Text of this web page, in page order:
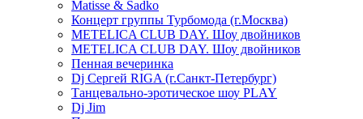
Matisse & Sadko
Концерт группы Турбомода (г.Москва)
METELICA CLUB DAY. Шоу двойников
METELICA CLUB DAY. Шоу двойников
Пенная вечеринка
Dj Сергей RIGA (г.Санкт-Петербург)
Танцевально-эротическое шоу PLAY
Dj Jim